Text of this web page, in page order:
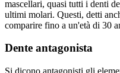
mascellari, quasi tutti i denti
ultimi molari. Questi, detti
comparire fino a un'età di 30
Dente antagonista
Si dicono antagonisti gli